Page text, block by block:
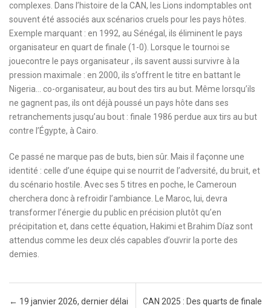
complexes. Dans l’histoire de la CAN, les Lions indomptables ont
souvent été associés aux scénarios cruels pour les pays hôtes.
Exemple marquant : en 1992, au Sénégal, ils éliminent le pays
organisateur en quart de finale (1-0). Lorsque le tournoi se
jouecontre le pays organisateur , ils savent aussi survivre à la
pression maximale : en 2000, ils s’offrent le titre en battant le
Nigeria… co-organisateur, au bout des tirs au but. Même lorsqu’ils
ne gagnent pas, ils ont déjà poussé un pays hôte dans ses
retranchements jusqu’au bout : finale 1986 perdue aux tirs au but
contre l’Égypte, à Cairo.
Ce passé ne marque pas de buts, bien sûr. Mais il façonne une
identité : celle d’une équipe qui se nourrit de l’adversité, du bruit, et
du scénario hostile. Avec ses 5 titres en poche, le Cameroun
cherchera donc à refroidir l’ambiance. Le Maroc, lui, devra
transformer l’énergie du public en précision plutôt qu’en
précipitation et, dans cette équation, Hakimi et Brahim Díaz sont
attendus comme les deux clés capables d’ouvrir la porte des
demies.
Post navigation
← 19 janvier 2026, dernier délai
CAN 2025 : Des quarts de finale